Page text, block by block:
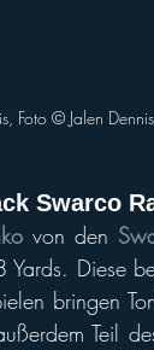
Foto ©️ Jalen
Swarco
von den
Diese
bringen
Teil